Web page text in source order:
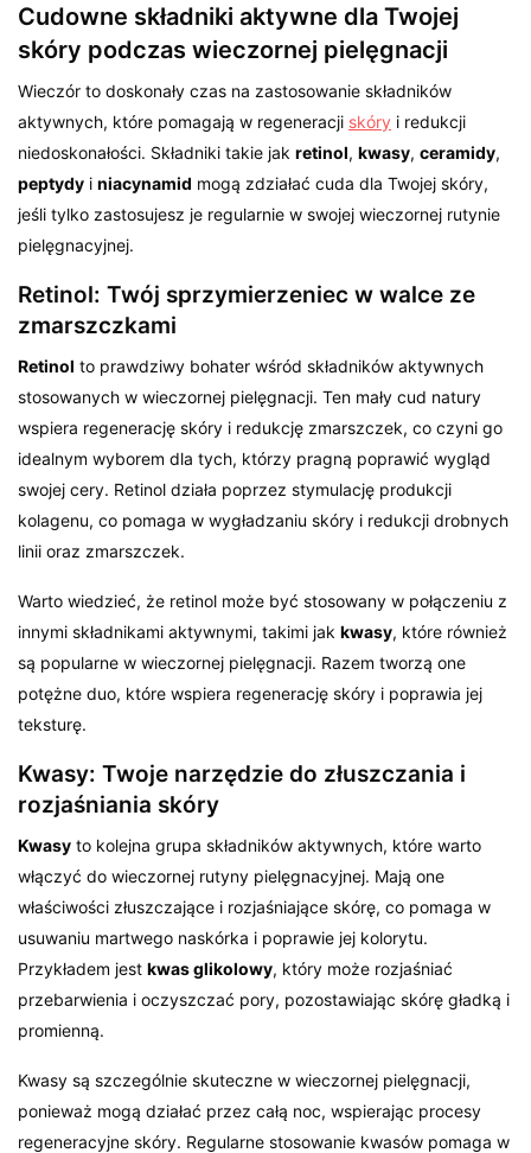
Cudowne składniki aktywne dla Twojej
skóry podczas wieczornej pielęgnacji
Wieczór to doskonały czas na zastosowanie składników
aktywnych, które pomagają w regeneracji skóry i redukcji
niedoskonałości. Składniki takie jakretinol,kwasy,ceramidy,
peptydy iniacynamid mogą zdziałać cuda dla Twojej skóry,
jeśli tylko zastosujesz je regularnie w swojej wieczornej rutynie
pielęgnacyjnej.
Retinol: Twój sprzymierzeniec w walce ze
zmarszczkami
Retinol to prawdziwy bohater wśród składników aktywnych
stosowanych w wieczornej pielęgnacji. Ten mały cud natury
wspiera regenerację skóry i redukcję zmarszczek, co czyni go
idealnym wyborem dla tych, którzy pragną poprawić wygląd
swojej cery. Retinol działa poprzez stymulację produkcji
kolagenu, co pomaga w wygładzaniu skóry i redukcji drobnych
linii oraz zmarszczek.
Warto wiedzieć, że retinol może być stosowany w połączeniu z
innymi składnikami aktywnymi, takimi jakkwasy, które również
są popularne w wieczornej pielęgnacji. Razem tworzą one
potężne duo, które wspiera regenerację skóry i poprawia jej
teksturę.
Kwasy: Twoje narzędzie do złuszczania i
rozjaśniania skóry
Kwasy to kolejna grupa składników aktywnych, które warto
włączyć do wieczornej rutyny pielęgnacyjnej. Mają one
właściwości złuszczające i rozjaśniające skórę, co pomaga w
usuwaniu martwego naskórka i poprawie jej kolorytu.
Przykładem jestkwas glikolowy, który może rozjaśniać
przebarwienia i oczyszczać pory, pozostawiając skórę gładką i
promienną.
Kwasy są szczególnie skuteczne w wieczornej pielęgnacji,
ponieważ mogą działać przez całą noc, wspierając procesy
regeneracyjne skóry. Regularne stosowanie kwasów pomaga w